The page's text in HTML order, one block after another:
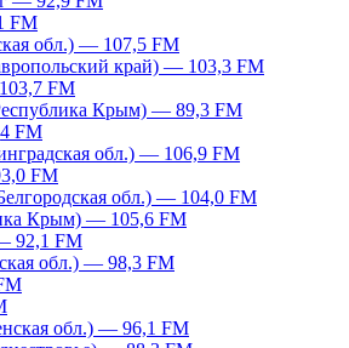
FM
обл.) — 107,5 FM
край) — 103,3 FM
FM
Крым) — 89,3 FM
FM
обл.) — 106,9 FM
FM
обл.) — 104,0 FM
Крым) — 105,6 FM
92,1 FM
обл.) — 98,3 FM
обл.) — 96,1 FM